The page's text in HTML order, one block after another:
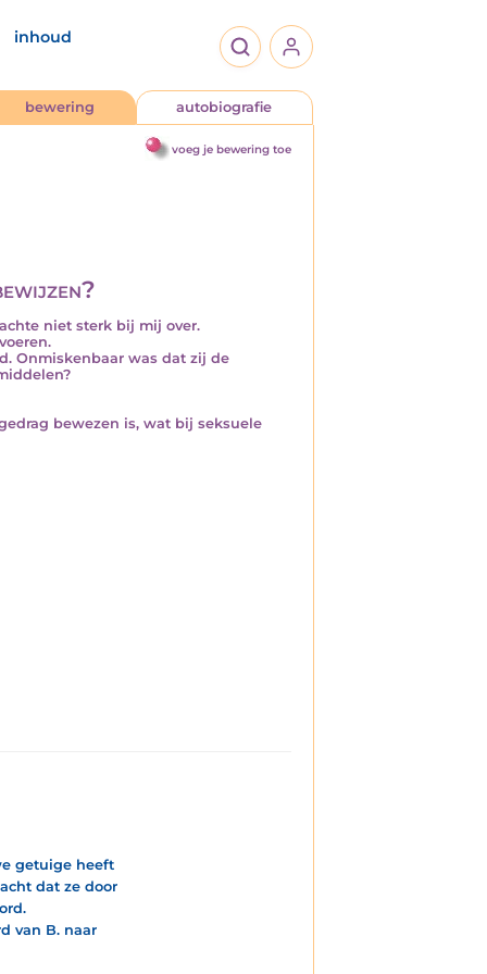
inhoud
bewering autobiografie
voeg je bewering toe
niet sterk bij mij over.
Onmiskenbaar was dat zij de
bewezen is, wat bij seksuele
getuige heeft
dat ze door
van B. naar